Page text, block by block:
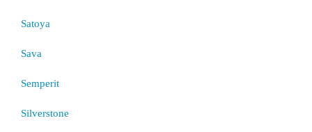
Satoya
Sava
Semperit
Silverstone